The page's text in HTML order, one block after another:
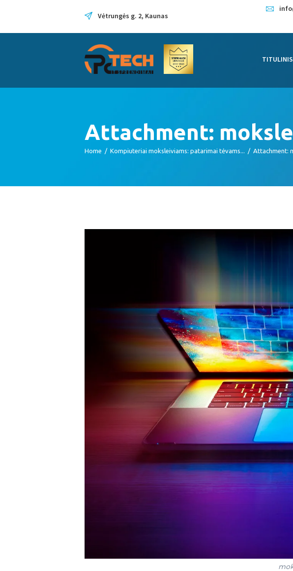
Vėtrungės g. 2, Kaunas
TITULINIS
Attachment:
Home Kompiuteriai moksleiviams: patarimai tėvams... Attachment:
APIE